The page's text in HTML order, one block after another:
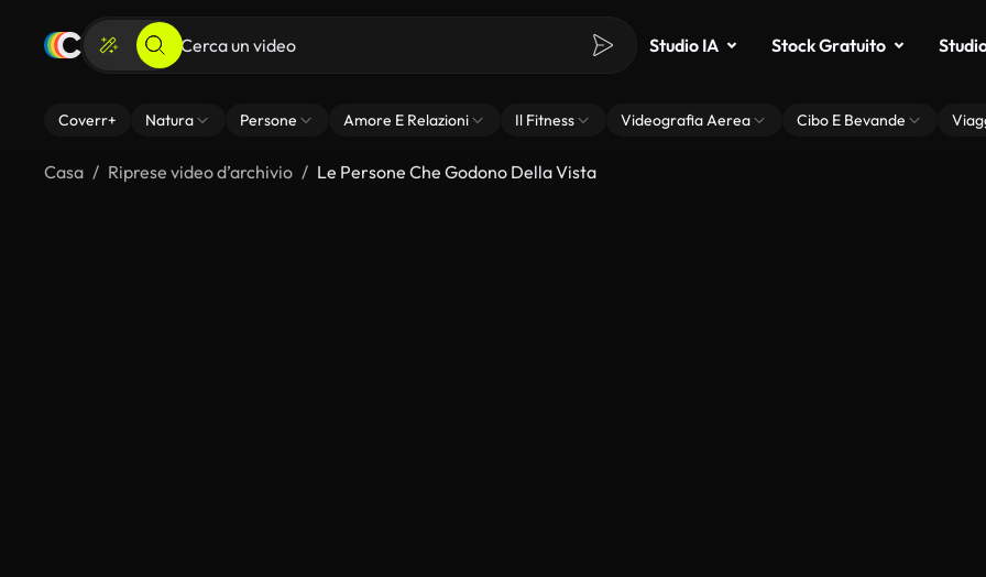
Studio IA Stock Gratuito
Coverr+ Natura Persone Amore E Relazioni Il Fitness Videografia Aerea Cibo E Bevande
Casa Riprese video d’archivio Le Persone Che Godono Della Vista